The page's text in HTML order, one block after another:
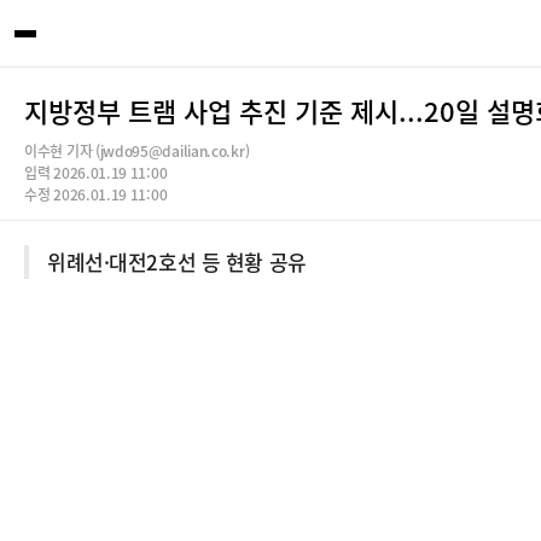
지방정부 트램 사업 추진 기준 제시...20일 설
이수현 기자 (jwdo95@dailian.co.kr)
입력 2026.01.19 11:00
수정 2026.01.19 11:00
위례선·대전2호선 등 현황 공유